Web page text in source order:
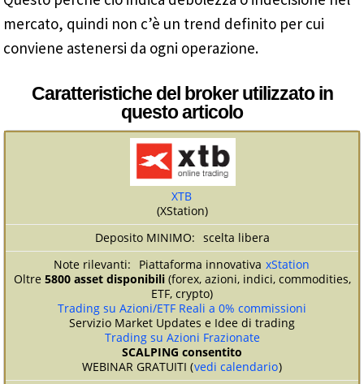
mercato, quindi non c’è un trend definito per cui
conviene astenersi da ogni operazione.
Caratteristiche del broker utilizzato in
questo articolo
XTB
(XStation)
scelta libera
Piattaforma innovativa xStation
Oltre 5800 asset disponibili(forex, azioni, indici, commodities,
ETF, crypto)
Trading su Azioni/ETF Reali a 0% commissioni
Servizio Market Updates e Idee di trading
Trading su Azioni Frazionate
SCALPING consentito
WEBINAR GRATUITI (vedi calendario)